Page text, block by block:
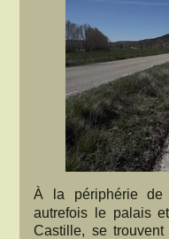
À la périphérie de
autrefois le palais
Castille, se